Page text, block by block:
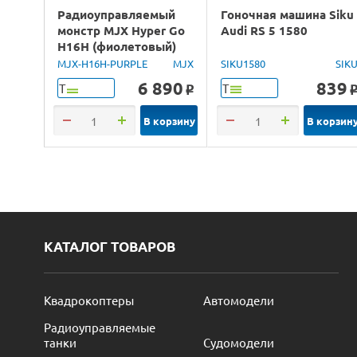
Радиоуправляемый
монстр MJX Hyper Go
H16H (фиолетовый)
4WD 2.4G LED GPS
1/16 RTR
MJX-H16H-PURPLE MJX
Т 6 890 o
В корзину
Гоночная машина Siku
Audi RS 5 1580
SIKU1580 SIKU
Т 839 o
В
КАТАЛОГ ТОВАРОВ
Квадрокоптеры
Автомодели
Радиоуправляемые
танки
Судомодели